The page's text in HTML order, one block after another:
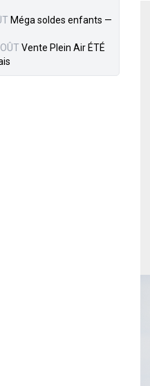
Méga soldes enfants —
Vente Plein Air ÉTÉ